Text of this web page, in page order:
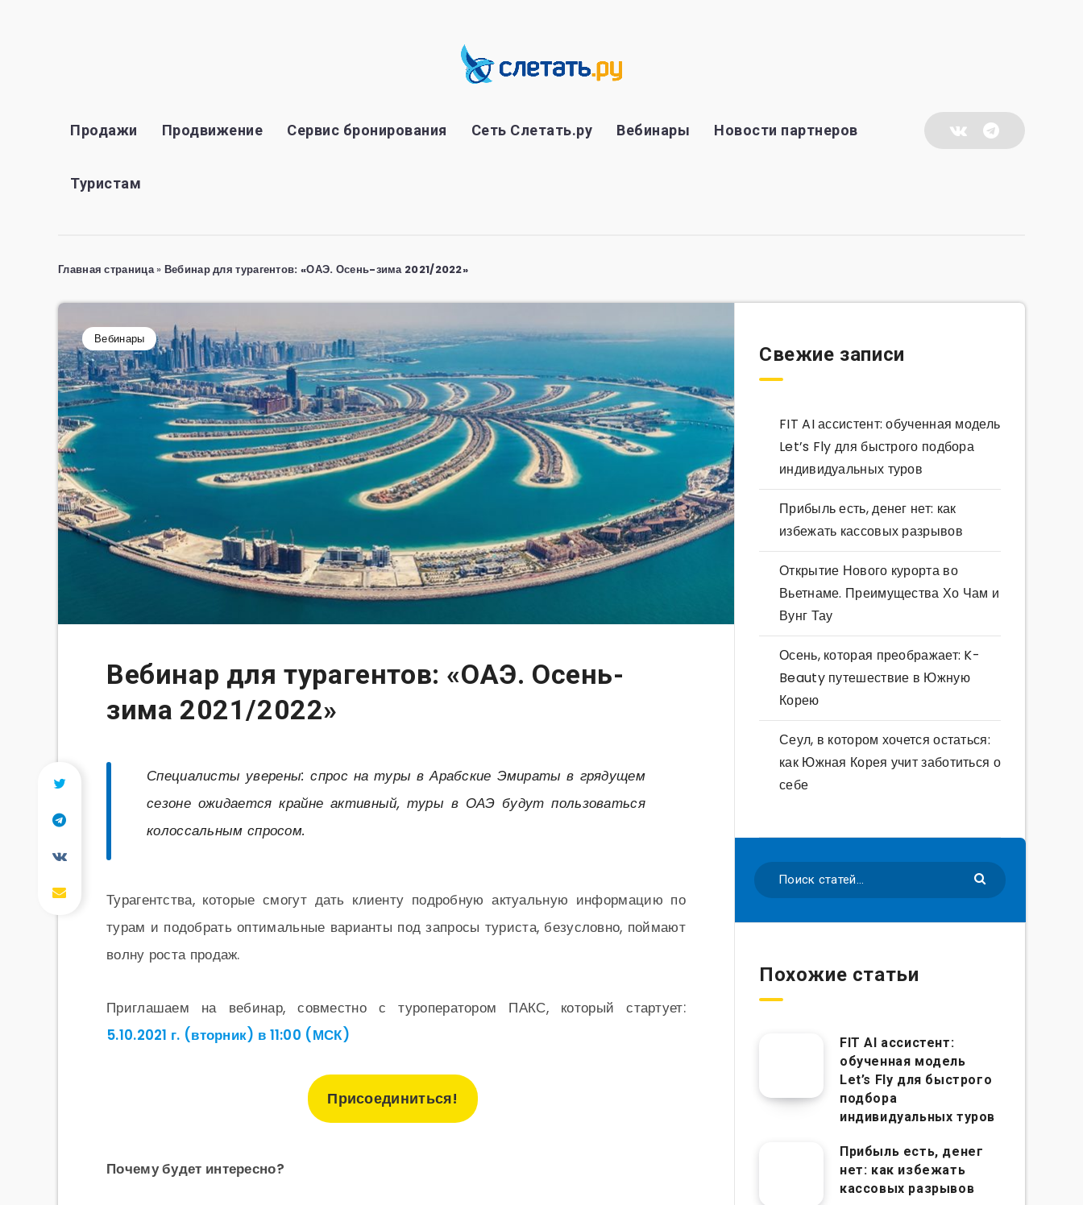
Продажи Продвижение Сервис бронирования Сеть Слетать.ру Вебинары Новости партнеров
Туристам
Главная страница» Вебинар для турагентов: «ОАЭ. Осень-зима 2021/2022»
Вебинары
Вебинар для турагентов: «ОАЭ. Осень-
зима 2021/2022»
Специалисты уверены: спрос на туры в Арабские Эмираты в грядущем
сезоне ожидается крайне активный, туры в ОАЭ будут пользоваться
колоссальным спросом.
Турагентства, которые смогут дать клиенту подробную актуальную информацию по
турам и подобрать оптимальные варианты под запросы туриста, безусловно, поймают
волну роста продаж.
Приглашаем на вебинар, совместно с туроператором ПАКС, который стартует:
5.10.2021 г. (вторник) в 11:00 (МСК)
Присоединиться!
Почему будет интересно?
Свежие записи
FIT AI ассистент: обученная модель
Let’s Fly для быстрого подбора
индивидуальных туров
Прибыль есть, денег нет: как
избежать кассовых разрывов
Открытие Нового курорта во
Вьетнаме. Преимущества Хо Чам и
Вунг Тау
Осень, которая преображает: K-
Beauty путешествие в Южную
Корею
Сеул, в котором хочется остаться:
как Южная Корея учит заботиться о
себе
Похожие статьи
FIT AI ассистент:
обученная модель
Let’s Fly для быстрого
подбора
индивидуальных туров
Прибыль есть, денег
нет: как избежать
кассовых разрывов